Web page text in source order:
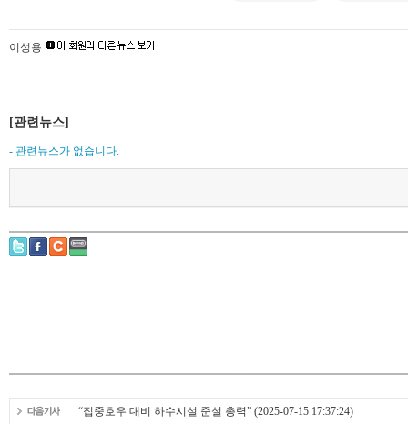
이성용
[관련뉴스]
- 관련뉴스가 없습니다.
“집중호우 대비 하수시설 준설 총력” (2025-07-15 17:37:24)